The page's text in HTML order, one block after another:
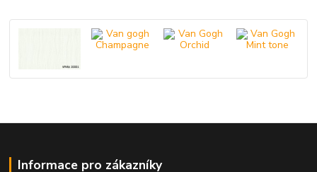
Informace pro zákazníky